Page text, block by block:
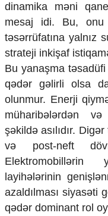
dinamika məni
mesaj idi. Bu, onu
təsərrüfatına yalnız
strateji inkişaf
Bu yanaşma
qədər gəlirli olsa
olunmur. Enerji
müharibələrdən
şəkildə asılıdır.
və post-neft
Elektromobillərin
layihələrinin
azaldılması siyasəti
qədər dominant rol